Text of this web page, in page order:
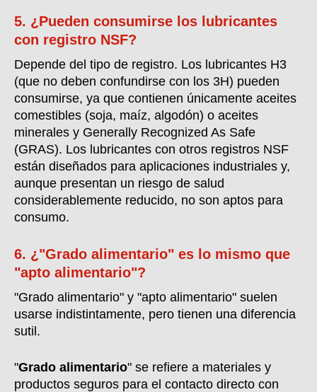
5. ¿Pueden consumirse los lubricantes
con registro NSF?
Depende del tipo de registro. Los lubricantes H3
(que no deben confundirse con los 3H) pueden
consumirse, ya que contienen únicamente aceites
comestibles (soja, maíz, algodón) o aceites
minerales y Generally Recognized As Safe
(GRAS). Los lubricantes con otros registros NSF
están diseñados para aplicaciones industriales y,
aunque presentan un riesgo de salud
considerablemente reducido, no son aptos para
consumo.
6. ¿"Grado alimentario" es lo mismo que
"apto alimentario"?
"Grado alimentario" y "apto alimentario" suelen
usarse indistintamente, pero tienen una diferencia
sutil.
"Grado alimentario" se refiere a materiales y
productos seguros para el contacto directo con